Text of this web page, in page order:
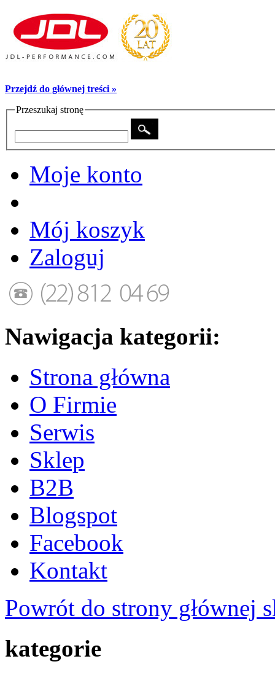
Przejdź do głównej treści »
Przeszukaj stronę
Moje konto
Mój koszyk
Zaloguj
Nawigacja kategorii:
Strona główna
O Firmie
Serwis
Sklep
B2B
Blogspot
Facebook
Kontakt
Powrót do strony głównej
kategorie